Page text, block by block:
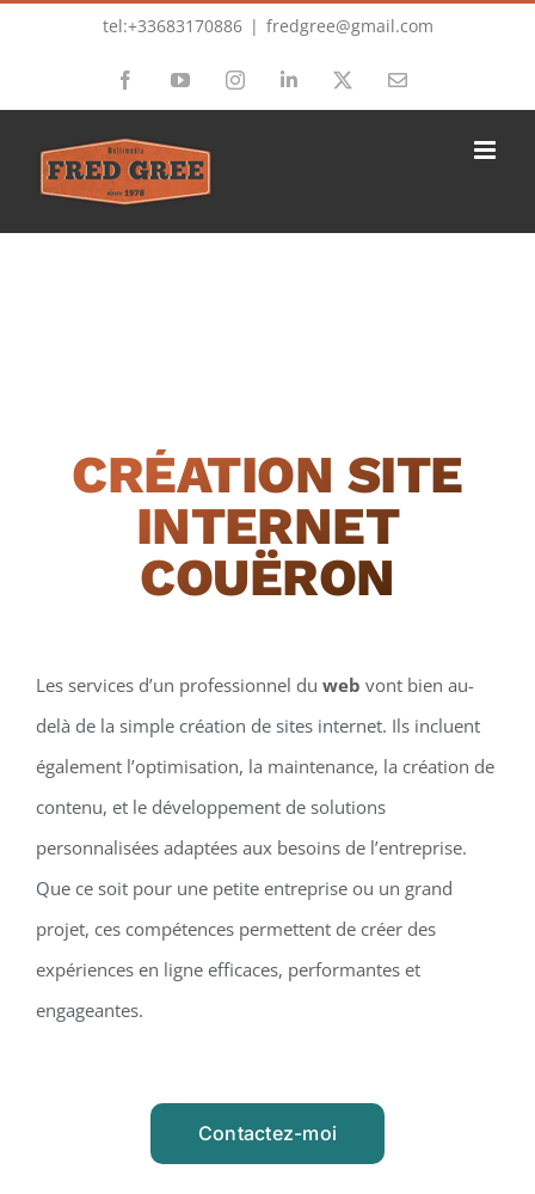
tel:+33683170886 | fredgree@gmail.com
FacebookYouTubeInstagramLinkedIn Email
CRÉATION SITE
INTERNET
COUËRON
Les services d’un professionnel du web vont bien au-
delà de la simple création de sites internet. Ils incluent
également l’optimisation, la maintenance, la création de
contenu, et le développement de solutions
personnalisées adaptées aux besoins de l’entreprise.
Que ce soit pour une petite entreprise ou un grand
projet, ces compétences permettent de créer des
expériences en ligne efficaces, performantes et
engageantes.
Contactez-moi